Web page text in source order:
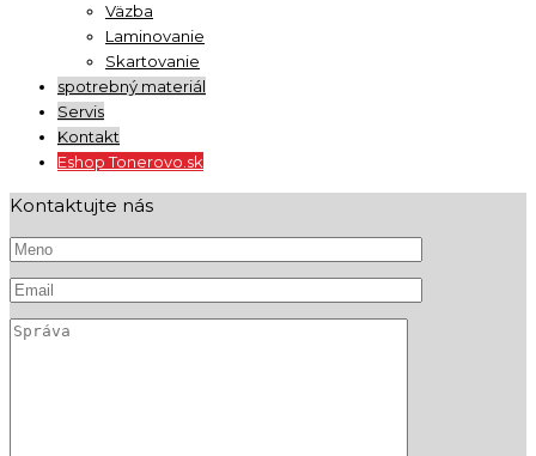
Väzba
Laminovanie
Skartovanie
spotrebný materiál
Servis
Kontakt
Eshop Tonerovo.sk
Kontaktujte nás